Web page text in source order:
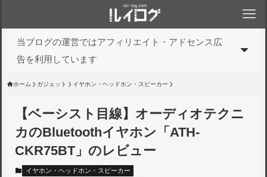
当ブログの運営ではアフィリエイト・アドセンス広
告を利用しています
ホーム ガジェット イヤホン・ヘッドホン・スピーカー
【ベーシスト目線】オーディオテクニ
カのBluetoothイヤホン「ATH-
CKR75BT」のレビュー
イヤホン・ヘッドホン・スピーカー